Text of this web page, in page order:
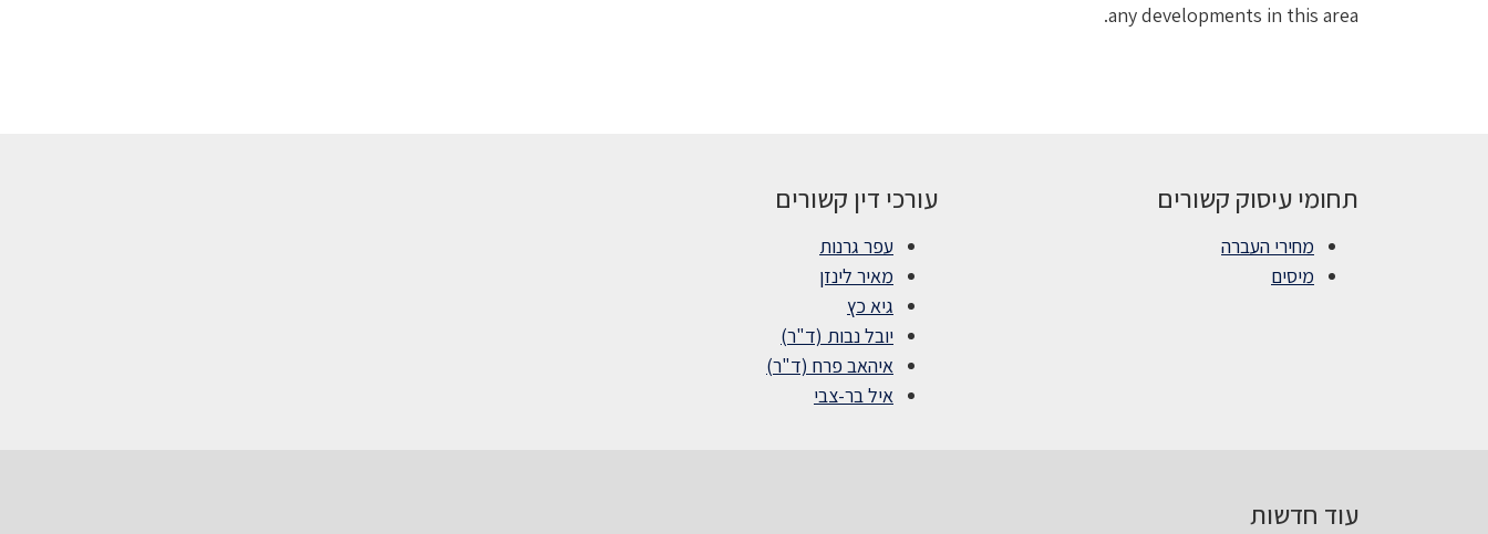
any developments in this area.
תחומי עיסוק קשורים
מחירי העברה
מיסים
עורכי דין קשורים
עפר גרנות
מאיר לינזן
גיא כץ
יובל נבות (ד"ר)
איהאב פרח (ד"ר)
איל בר-צבי
עוד חדשות